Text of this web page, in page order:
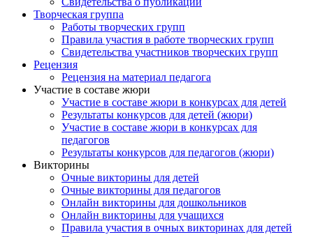
Творческая группа
Работы творческих групп
Правила участия в работе творческих групп
Свидетельства участников творческих групп
Рецензия
Рецензия на материал педагога
Участие в составе жюри
Участие в составе жюри в конкурсах для детей
Результаты конкурсов для детей (жюри)
Участие в составе жюри в конкурсах для
педагогов
Результаты конкурсов для педагогов (жюри)
Викторины
Очные викторины для детей
Очные викторины для педагогов
Онлайн викторины для дошкольников
Онлайн викторины для учащихся
Правила участия в очных викторинах для детей